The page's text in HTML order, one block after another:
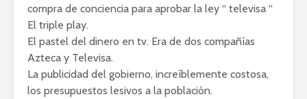
compra de conciencia para aprobar la ley “ televisa “
El triple play.
El pastel del dinero en tv. Era de dos compañías
Azteca y Televisa.
La publicidad del gobierno, increíblemente costosa,
los presupuestos lesivos a la población.